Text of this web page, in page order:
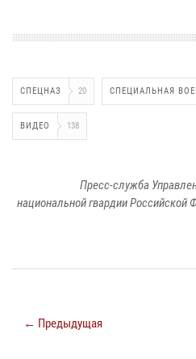
СПЕЦНАЗ 20 СПЕЦИАЛЬНАЯ
ВИДЕО 138
Пресс-служба
национальной гвардии
← Предыдущая